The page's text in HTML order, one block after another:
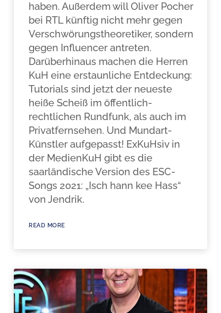
haben. Außerdem will Oliver Pocher
bei RTL künftig nicht mehr gegen
Verschwörungstheoretiker, sondern
gegen Influencer antreten.
Darüberhinaus machen die Herren
KuH eine erstaunliche Entdeckung:
Tutorials sind jetzt der neueste
heiße Scheiß im öffentlich-
rechtlichen Rundfunk, als auch im
Privatfernsehen. Und Mundart-
Künstler aufgepasst! ExKuHsiv in
der MedienKuH gibt es die
saarländische Version des ESC-
Songs 2021: „Isch hann kee Hass“
von Jendrik.
READ MORE